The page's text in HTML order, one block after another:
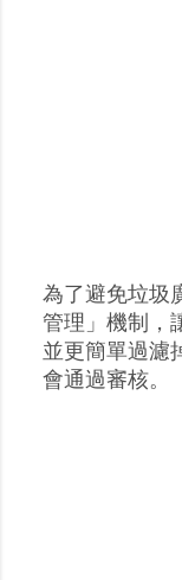
張
貼
留
為了避免垃圾
管理」機制，
並更簡單過濾
會通過審核。